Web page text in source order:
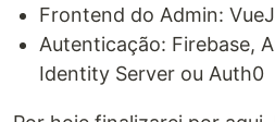
Frontend do Admin:
Autenticação: Firebase,
Identity Server ou Auth0